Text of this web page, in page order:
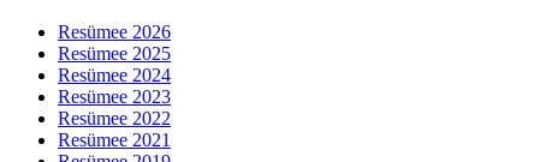
Resümee 2026
Resümee 2025
Resümee 2024
Resümee 2023
Resümee 2022
Resümee 2021